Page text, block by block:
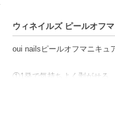
ウィネイルズ ピールオフ
oui nailsピールオフマニキュ
①1発で気持ちよく剥がせる